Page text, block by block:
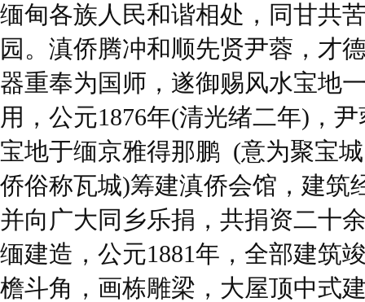
缅甸各族人民和谐相处，同甘共
园。滇侨腾冲和顺先贤尹蓉，才
器重奉为国师，遂御赐风水宝地
用，公元1876年(清光绪二年)，
宝地于缅京雅得那鹏 (意为聚宝
侨俗称瓦城)筹建滇侨会馆，建筑
并向广大同乡乐捐，共捐资二十
缅建造，公元1881年，全部建筑
檐斗角，画栋雕梁，大屋顶中式